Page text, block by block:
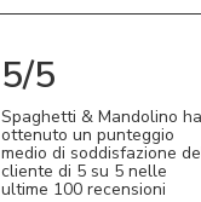
5/5
Spaghetti & Mandolino ha
ottenuto un punteggio
medio di soddisfazione
cliente di 5 su 5 nelle
ultime 100 recensioni